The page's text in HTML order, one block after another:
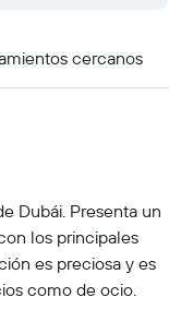
cercanos
Dubái. Presenta un
los principales
es preciosa y es
como de ocio.